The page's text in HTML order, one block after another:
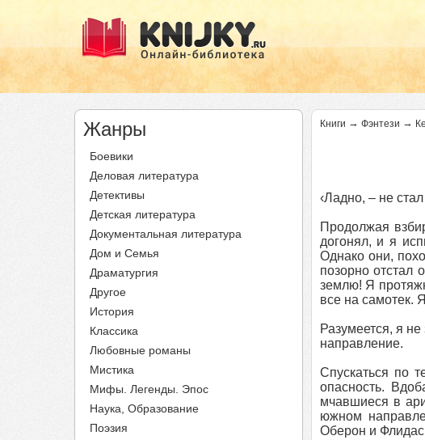
Жанры
Боевики
Деловая литература
Детективы
Детская литература
Документальная литература
Дом и Семья
Драматургия
Другое
История
Классика
Любовные романы
Мистика
Мифы. Легенды. Эпос
Наука, Образование
Поэзия
Книги → Фэнтези →
‹Ладно, – не
Продолжая
догонял, и я
Однако они,
позорно отстал
землю! Я
все на самотек.
Разумеется, я
направление.
Спускаться по
опасность.
мчавшиеся в
южном
Оберон и Флидас